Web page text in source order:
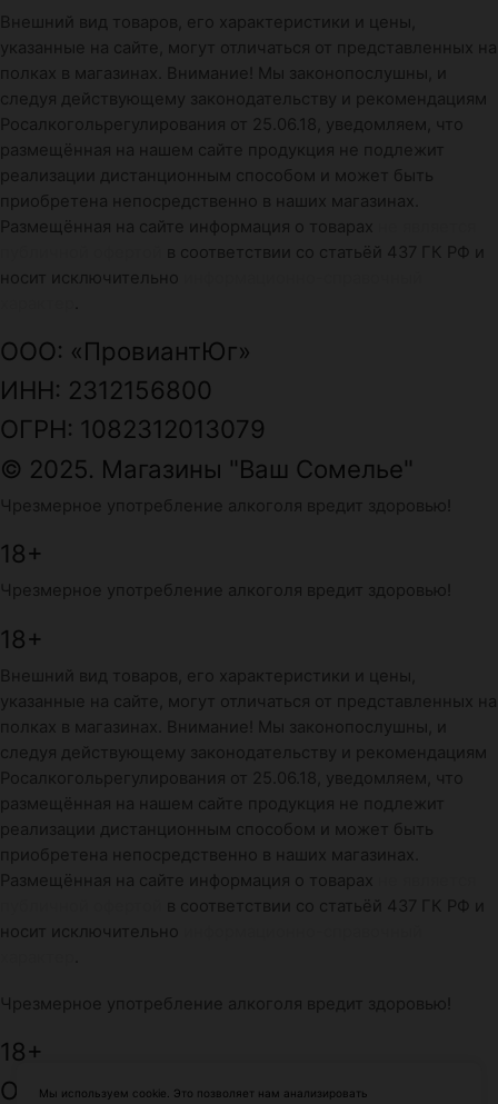
Внешний вид товаров, его характеристики и цены,
указанные на сайте, могут отличаться от представленных на
полках в магазинах. Внимание! Мы законопослушны, и
следуя действующему законодательству и рекомендациям
Росалкогольрегулирования от 25.06.18, уведомляем, что
размещённая на нашем сайте продукция не подлежит
реализации дистанционным способом и может быть
приобретена непосредственно в наших магазинах.
Размещённая на сайте информация о товарах
в соответствии со статьёй 437 ГК РФ и
носит исключительно
ООО: «ПровиантЮг»
ИНН: 2312156800
ОГРН: 1082312013079
© 2025. Магазины "Ваш Сомелье"
Чрезмерное употребление алкоголя вредит здоровью!
18+
Чрезмерное употребление алкоголя вредит здоровью!
18+
Внешний вид товаров, его характеристики и цены,
указанные на сайте, могут отличаться от представленных на
полках в магазинах. Внимание! Мы законопослушны, и
следуя действующему законодательству и рекомендациям
Росалкогольрегулирования от 25.06.18, уведомляем, что
размещённая на нашем сайте продукция не подлежит
реализации дистанционным способом и может быть
приобретена непосредственно в наших магазинах.
Размещённая на сайте информация о товарах
в соответствии со статьёй 437 ГК РФ и
носит исключительно
Чрезмерное употребление алкоголя вредит здоровью!
18+
ООО: «ПровиантЮг»
Мы используем cookie. Это позволяет нам анализировать